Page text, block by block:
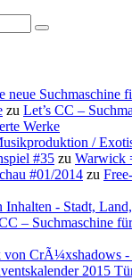
Suchmaschine
zu Let’s CC –
Werke
/
#35 zu Warwick
#01/2014 zu
Inhalten - Stadt,
– Suchmaschine
von CrÃ¼xshadows -
2015